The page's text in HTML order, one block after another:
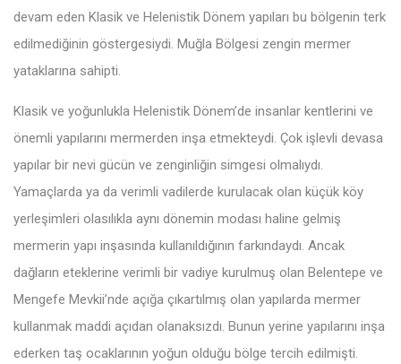
devam eden Klasik ve Helenistik Dönem yapıları bu bölgenin terk
edilmediğinin göstergesiydi. Muğla Bölgesi zengin mermer
yataklarına sahipti.
Klasik ve yoğunlukla Helenistik Dönem’de insanlar kentlerini ve
önemli yapılarını mermerden inşa etmekteydi. Çok işlevli devasa
yapılar bir nevi gücün ve zenginliğin simgesi olmalıydı.
Yamaçlarda ya da verimli vadilerde kurulacak olan küçük köy
yerleşimleri olasılıkla aynı dönemin modası haline gelmiş
mermerin yapı inşasında kullanıldığının farkındaydı. Ancak
dağların eteklerine verimli bir vadiye kurulmuş olan Belentepe ve
Mengefe Mevkii’nde açığa çıkartılmış olan yapılarda mermer
kullanmak maddi açıdan olanaksızdı. Bunun yerine yapılarını inşa
ederken taş ocaklarının yoğun olduğu bölge tercih edilmişti.